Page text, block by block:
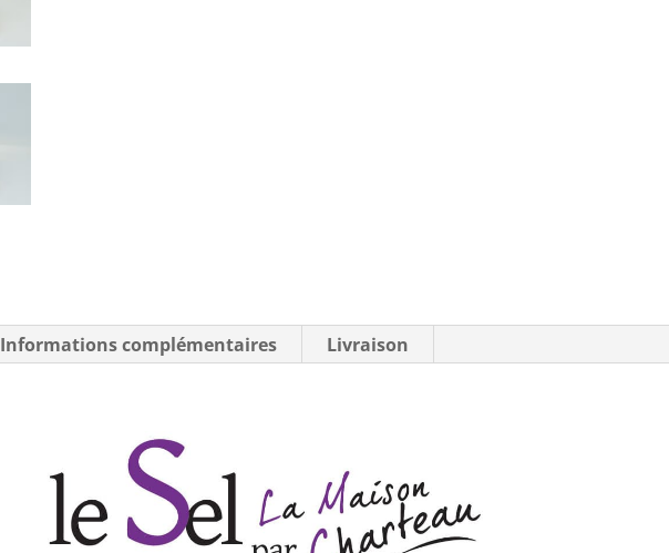
Informations complémentaires Livraison